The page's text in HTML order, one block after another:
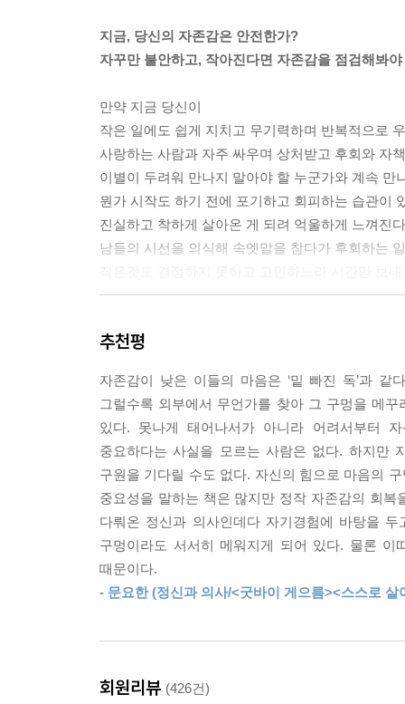
지금, 당신의 자존감은 안전한가?
자꾸만 불안하고, 작아진다면 자존감을 점검해봐
만약 지금 당신이
작은 일에도 쉽게 지치고 무기력하며 반복적으로
사랑하는 사람과 자주 싸우며 상처받고 후회와 자
이별이 두려워 만나지 말아야 할 누군가와 계속 만
뭔가 시작도 하기 전에 포기하고 회피하는 습관이
진실하고 착하게 살아온 게 되려 억울하게 느껴진
남들의 시선을 의식해 속엣말을 참다가 후회하는
자존감은 만병통치약이 아니다. 하지만 만족감 높
심리학 책 아무리 읽어도 자존감 그대로인 사람에
정신과 의사 ‘윤답장’ 선생의 자존감 셀프 코칭법
자존감 전문가이자 정신과 의사인 윤홍균 원장
자존감을 끌어올리는 실질적인 방법을 알려주는
겪고 있는 이들이 건강한 자존감을 회복하도록
섬세하면서도 냉철한 해석을 곁들여 ‘대중성과 전
이미 다양한 칼럼과 방송을 통해 인정받은 의사이
자존감이 중요하다는 것을 모르는 사람은 없지만
추천평
자존감이 낮은 이들의 마음은 ‘밑 빠진 독’과
그럴수록 외부에서 무언가를 찾아 그 구멍을 메
있다. 못나게 태어나서가 아니라 어려서부터
중요하다는 사실을 모르는 사람은 없다. 하지만
구원을 기다릴 수도 없다. 자신의 힘으로 마음의
중요성을 말하는 책은 많지만 정작 자존감의 회
다뤄온 정신과 의사인데다 자기경험에 바탕을
구멍이라도 서서히 메워지게 되어 있다. 물론
때문이다.
- 문요한 (정신과 의사/<굿바이 게으름><스스로 살
회원리뷰 (426건)